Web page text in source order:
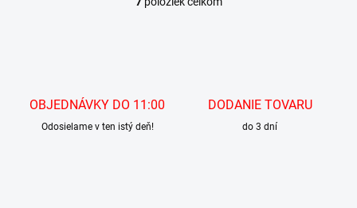
O
OBJEDNÁVKY DO 11:00
Odosielame v ten istý deň!
DODANIE TOVARU
do 3 dní